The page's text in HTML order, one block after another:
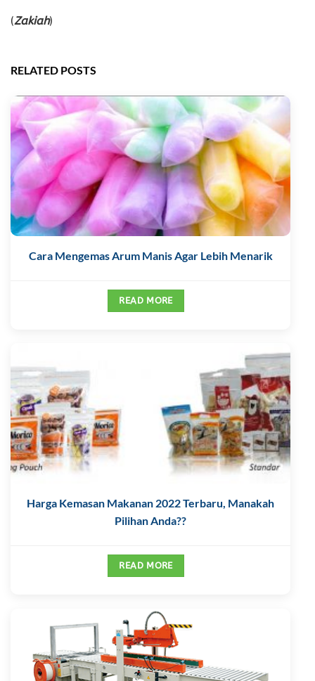
(Zakiah)
RELATED POSTS
Cara Mengemas Arum Manis Agar Lebih Menarik
READ MORE
Harga Kemasan Makanan 2022 Terbaru, Manakah
Pilihan Anda??
READ MORE